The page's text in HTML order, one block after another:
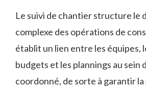
Le suivi de chantier structure le
complexe des opérations de
établit un lien entre les équipes,
budgets et les plannings au sein
coordonné, de sorte à garantir